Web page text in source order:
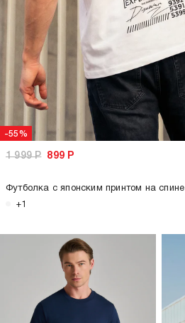
-55%
1 999Р 899 Р
Футболка с японским принтом на спине
+1